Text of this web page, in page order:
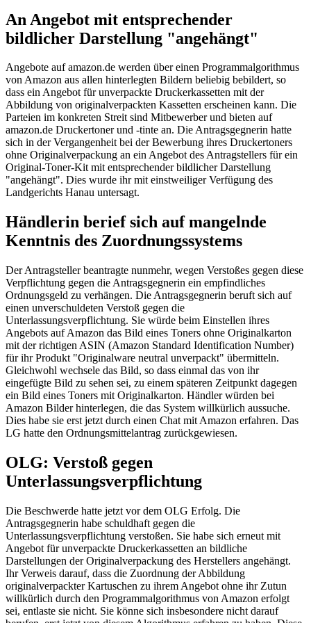
An Angebot mit entsprechender
bildlicher Darstellung "angehängt"
Angebote auf amazon.de werden über einen Programmalgorithmus
von Amazon aus allen hinterlegten Bildern beliebig bebildert, so
dass ein Angebot für unverpackte Druckerkassetten mit der
Abbildung von originalverpackten Kassetten erscheinen kann. Die
Parteien im konkreten Streit sind Mitbewerber und bieten auf
amazon.de Druckertoner und -tinte an. Die Antragsgegnerin hatte
sich in der Vergangenheit bei der Bewerbung ihres Druckertoners
ohne Originalverpackung an ein Angebot des Antragstellers für ein
Original-Toner-Kit mit entsprechender bildlicher Darstellung
"angehängt". Dies wurde ihr mit einstweiliger Verfügung des
Landgerichts Hanau untersagt.
Händlerin berief sich auf mangelnde
Kenntnis des Zuordnungssystems
Der Antragsteller beantragte nunmehr, wegen Verstoßes gegen diese
Verpflichtung gegen die Antragsgegnerin ein empfindliches
Ordnungsgeld zu verhängen. Die Antragsgegnerin beruft sich auf
einen unverschuldeten Verstoß gegen die
Unterlassungsverpflichtung. Sie würde beim Einstellen ihres
Angebots auf Amazon das Bild eines Toners ohne Originalkarton
mit der richtigen ASIN (Amazon Standard Identification Number)
für ihr Produkt "Originalware neutral unverpackt" übermitteln.
Gleichwohl wechsele das Bild, so dass einmal das von ihr
eingefügte Bild zu sehen sei, zu einem späteren Zeitpunkt dagegen
ein Bild eines Toners mit Originalkarton. Händler würden bei
Amazon Bilder hinterlegen, die das System willkürlich aussuche.
Dies habe sie erst jetzt durch einen Chat mit Amazon erfahren. Das
LG hatte den Ordnungsmittelantrag zurückgewiesen.
OLG: Verstoß gegen
Unterlassungsverpflichtung
Die Beschwerde hatte jetzt vor dem OLG Erfolg. Die
Antragsgegnerin habe schuldhaft gegen die
Unterlassungsverpflichtung verstoßen. Sie habe sich erneut mit
Angebot für unverpackte Druckerkassetten an bildliche
Darstellungen der Originalverpackung des Herstellers angehängt.
Ihr Verweis darauf, dass die Zuordnung der Abbildung
originalverpackter Kartuschen zu ihrem Angebot ohne ihr Zutun
willkürlich durch den Programmalgorithmus von Amazon erfolgt
sei, entlaste sie nicht. Sie könne sich insbesondere nicht darauf